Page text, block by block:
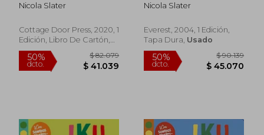
Nicola Slater
Cottage Door Press, 2020, 1
Edición, Libro De Cartón,
Nuevo
Nicola Slater
Everest, 2004, 1 Edición,
Tapa Dura, Usado